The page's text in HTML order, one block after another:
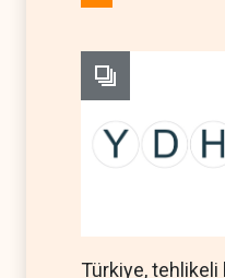
Türkiye, tehlikeli